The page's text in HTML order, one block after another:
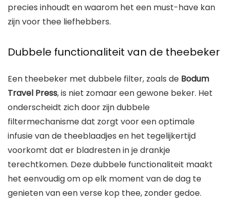
precies inhoudt en waarom het een must-have kan
zijn voor thee liefhebbers.
Dubbele functionaliteit van de theebeker
Een theebeker met dubbele filter, zoals de Bodum
Travel Press, is niet zomaar een gewone beker. Het
onderscheidt zich door zijn dubbele
filtermechanisme dat zorgt voor een optimale
infusie van de theeblaadjes en het tegelijkertijd
voorkomt dat er bladresten in je drankje
terechtkomen. Deze dubbele functionaliteit maakt
het eenvoudig om op elk moment van de dag te
genieten van een verse kop thee, zonder gedoe.